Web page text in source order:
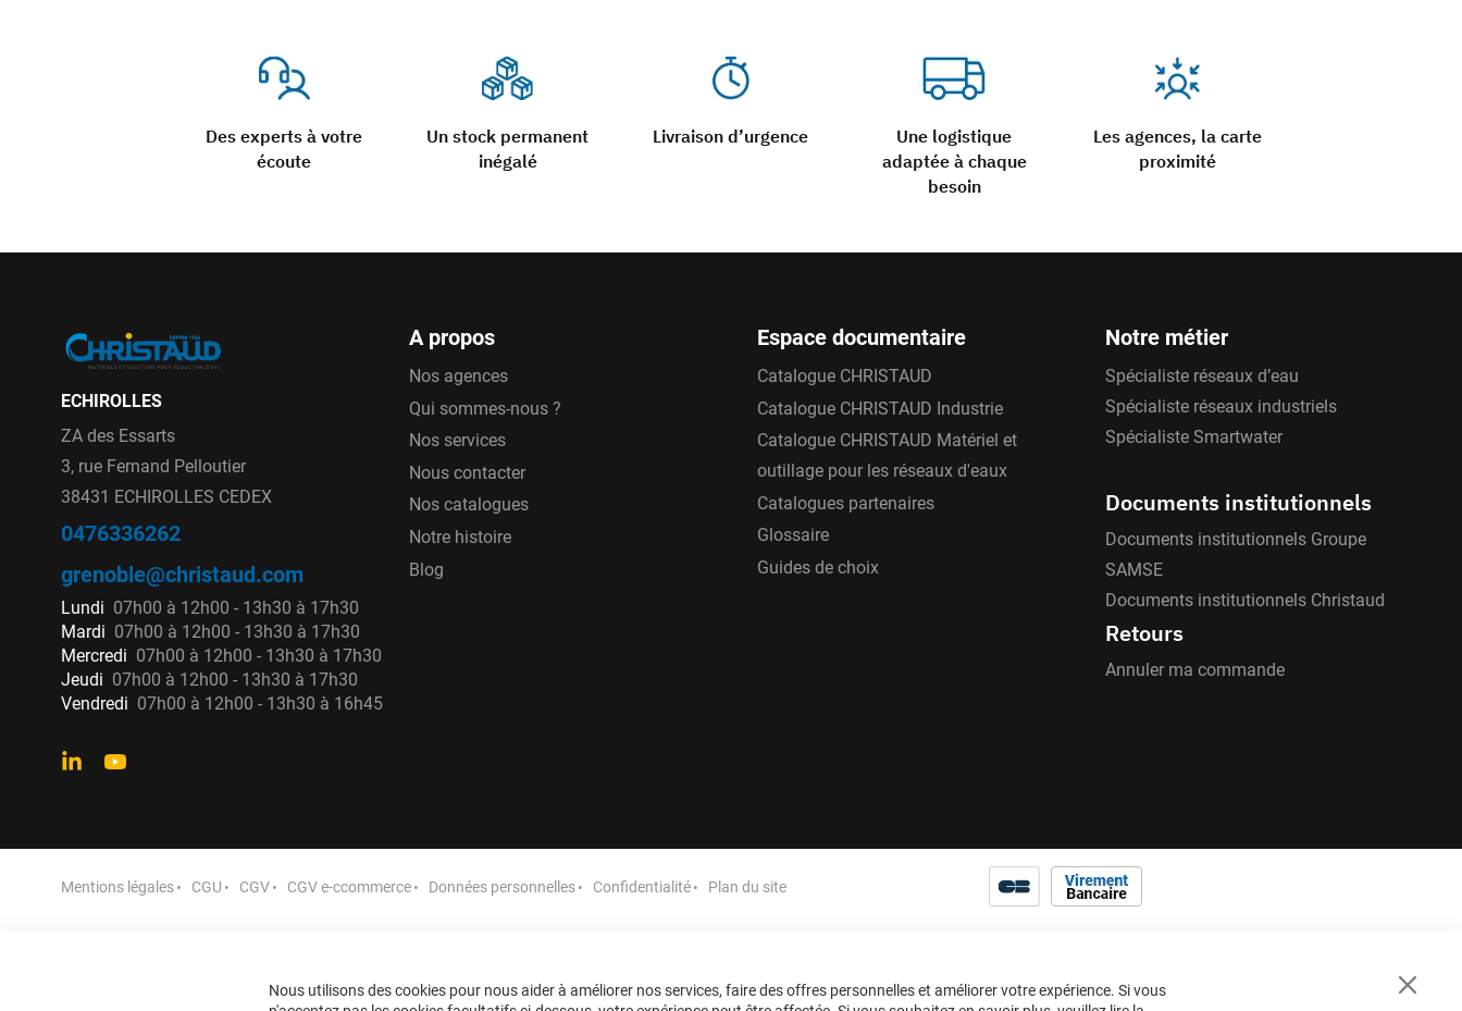
Des experts à votre
écoute
Un stock permanent
inégalé
Livraison d’urgence
Une logistique
adaptée à chaque
besoin
Les agences, la carte
proximité
ECHIROLLES
ZA des Essarts
3, rue Fernand Pelloutier
38431 ECHIROLLES CEDEX
0476336262
grenoble@christaud.com
Lundi 07h00 à 12h00 - 13h30 à 17h30
Mardi 07h00 à 12h00 - 13h30 à 17h30
Mercredi 07h00 à 12h00 - 13h30 à 17h30
Jeudi 07h00 à 12h00 - 13h30 à 17h30
Vendredi 07h00 à 12h00 - 13h30 à 16h45
A propos
Nos agences
Qui sommes-nous ?
Nos services
Nous contacter
Nos catalogues
Notre histoire
Blog
Espace documentaire
Catalogue CHRISTAUD
Catalogue CHRISTAUD Industrie
Catalogue CHRISTAUD Matériel et
outillage pour les réseaux d'eaux
Catalogues partenaires
Glossaire
Guides de choix
Notre métier
Spécialiste réseaux d’eau
Spécialiste réseaux industriels
Spécialiste Smartwater
Documents institutionnels
Documents institutionnels Groupe
SAMSE
Documents institutionnels Christaud
Retours
Annuler ma commande
Mentions légales CGU CGV CGV e-ccommerce Données personnelles Confidentialité Plan du site
Close
Nous utilisons des cookies pour nous aider à améliorer nos services, faire des offres personnelles et améliorer votre expérience. Si vous